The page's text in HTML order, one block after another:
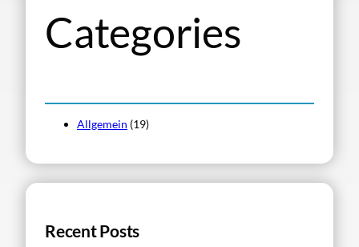
Categories
Allgemein (19)
Recent Posts